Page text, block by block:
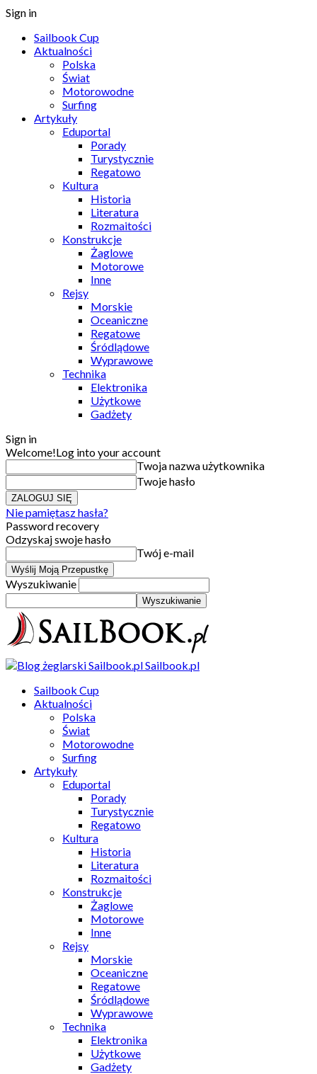
Sign in
Sailbook Cup
Aktualności
Polska
Świat
Motorowodne
Surfing
Artykuły
Eduportal
Porady
Turystycznie
Regatowo
Kultura
Historia
Literatura
Rozmaitości
Konstrukcje
Żaglowe
Motorowe
Inne
Rejsy
Morskie
Oceaniczne
Regatowe
Śródlądowe
Wyprawowe
Technika
Elektronika
Użytkowe
Gadżety
Sign in
Welcome!Log into your account
Twoja nazwa użytkownika
Twoje hasło
Nie pamiętasz hasła?
Password recovery
Odzyskaj swoje hasło
Twój e-mail
Wyszukiwanie
Sailbook.pl
Sailbook Cup
Aktualności
Polska
Świat
Motorowodne
Surfing
Artykuły
Eduportal
Porady
Turystycznie
Regatowo
Kultura
Historia
Literatura
Rozmaitości
Konstrukcje
Żaglowe
Motorowe
Inne
Rejsy
Morskie
Oceaniczne
Regatowe
Śródlądowe
Wyprawowe
Technika
Elektronika
Użytkowe
Gadżety